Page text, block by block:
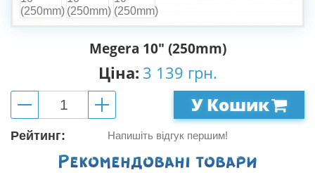
Megera 10" (250mm)
Ціна: 3 139 грн.
У Кошик
Рейтинг: Напишіть відгук першим!
Рекомендованi товари